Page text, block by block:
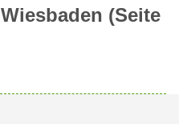
Wiesbaden (Seite